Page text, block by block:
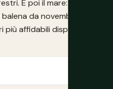
E poi il mare: il Golfo di
da novembre a
affidabili disponibili